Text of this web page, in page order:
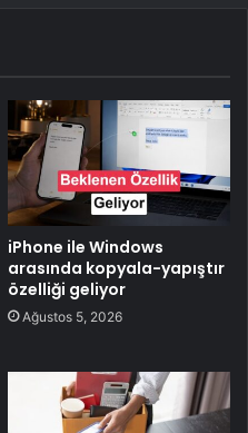
iPhone ile Windows
arasında kopyala-yapıştır
özelliği geliyor
Ağustos 5, 2026